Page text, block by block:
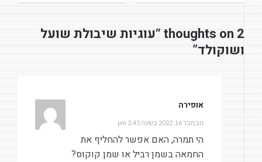
2 thoughts on “עוגיות שיבולת שועל
ושוקולד”
אופירה
נובמבר 16, 2022 בשעה 3:45 pm
הי תמרה, האם אפשר להחליף את
החמאה בשמן רביל או שמן קוקוס?